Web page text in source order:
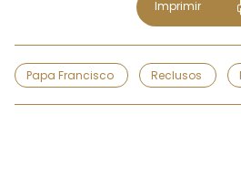
Imprimir
Papa Francisco Reclusos